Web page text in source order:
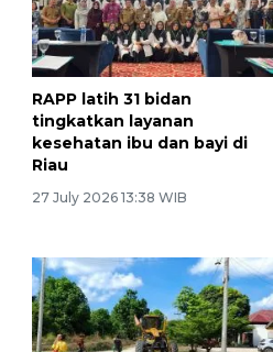
RAPP latih 31 bidan
tingkatkan layanan
kesehatan ibu dan bayi di
Riau
27 July 2026 13:38 WIB